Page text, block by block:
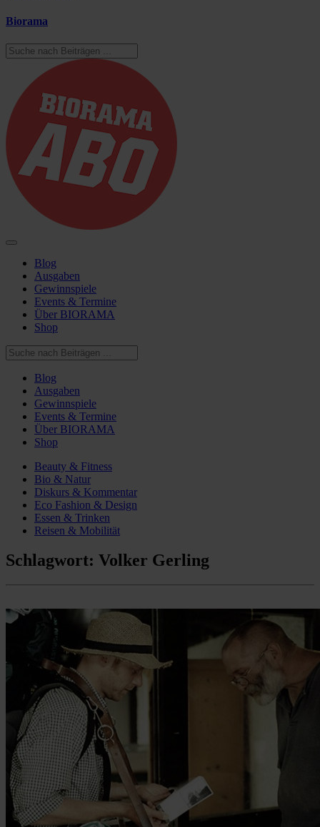
Biorama
Blog
Ausgaben
Gewinnspiele
Events & Termine
Über BIORAMA
Shop
Blog
Ausgaben
Gewinnspiele
Events & Termine
Über BIORAMA
Shop
Beauty & Fitness
Bio & Natur
Diskurs & Kommentar
Eco Fashion & Design
Essen & Trinken
Reisen & Mobilität
Schlagwort: Volker Gerling